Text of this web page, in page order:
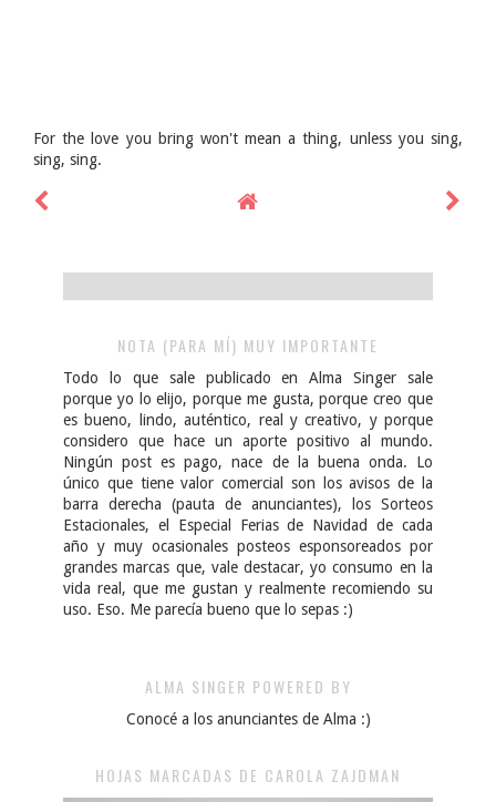
For the love you bring won't mean a thing, unless you sing,
sing, sing.
NOTA (PARA MÍ) MUY IMPORTANTE
Todo lo que sale publicado en Alma Singer sale
porque yo lo elijo, porque me gusta, porque creo que
es bueno, lindo, auténtico, real y creativo, y porque
considero que hace un aporte positivo al mundo.
Ningún post es pago, nace de la buena onda. Lo
único que tiene valor comercial son los avisos de la
barra derecha (pauta de anunciantes), los Sorteos
Estacionales, el Especial Ferias de Navidad de cada
año y muy ocasionales posteos esponsoreados por
grandes marcas que, vale destacar, yo consumo en la
vida real, que me gustan y realmente recomiendo su
uso. Eso. Me parecía bueno que lo sepas :)
ALMA SINGER POWERED BY
Conocé a los anunciantes de Alma :)
HOJAS MARCADAS DE CAROLA ZAJDMAN